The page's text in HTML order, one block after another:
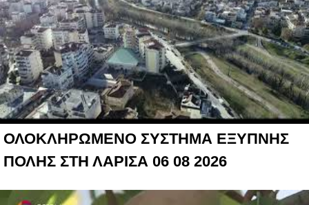
ΟΛΟΚΛΗΡΩΜΕΝΟ ΣΥΣΤΗΜΑ ΕΞΥΠΝΗΣ
ΠΟΛΗΣ ΣΤΗ ΛΑΡΙΣΑ 06 08 2026